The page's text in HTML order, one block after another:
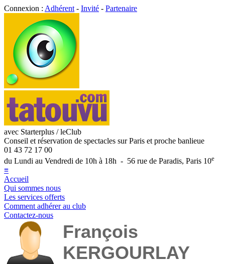
Connexion : Adhérent - Invité - Partenaire
avec Starterplus / leClub
Conseil et réservation de spectacles sur Paris et proche banlieue
01 43 72 17 00
du Lundi au Vendredi de 10h à 18h - 56 rue de Paradis, Paris 10e
≡
Accueil
Qui sommes nous
Les services offerts
Comment adhérer au club
Contactez-nous
François
KERGOURLAY